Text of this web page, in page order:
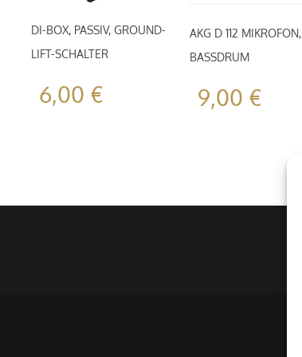
DI-BOX, PASSIV, GROUND-
LIFT-SCHALTER
6,00 €
AKG D 112 MIKROFON,
BASSDRUM
9,00 €